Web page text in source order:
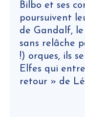
Bilbo et ses
poursuivent
de Gandalf, le
sans relâche
!) orques, ils
Elfes qui
retour » de